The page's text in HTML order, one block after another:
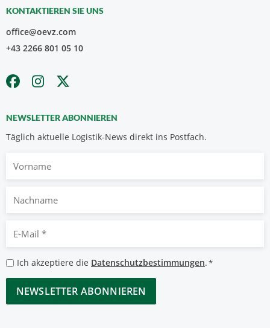
KONTAKTIEREN SIE UNS
office@oevz.com
+43 2266 801 05 10
NEWSLETTER ABONNIEREN
Täglich aktuelle Logistik-News direkt ins Postfach.
Nachname
Mail
*
Datenschutzbestimmungen
*
Ich akzeptiere die Datenschutzbestimmungen.*
CAPTCHA